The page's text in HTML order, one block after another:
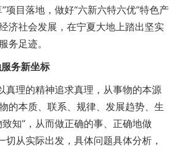
项目落地，做好“六新六特六优”特色产
济社会发展，在宁夏大地上踏出坚实
务足迹。
务新坐标
理的精神追求真理，从事物的本源
的本质、联系、规律、发展趋势、生
知”，从而做正确的事、正确地做
切从实际出发，具体问题具体分析，